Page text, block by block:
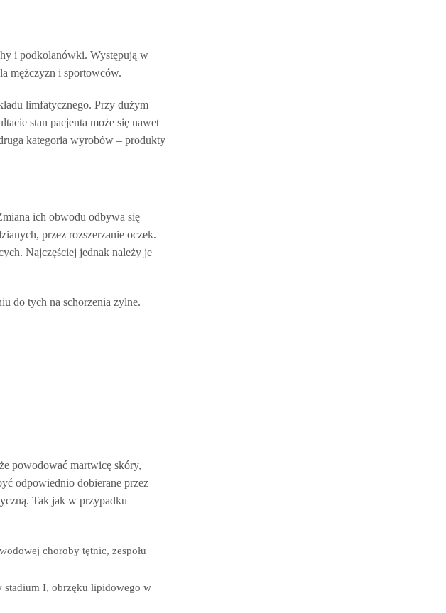
i podkolanówki. Występują w
mężczyzn i sportowców.
limfatycznego. Przy dużym
stan pacjenta może się nawet
kategoria wyrobów – produkty
ich obwodu odbywa się
przez rozszerzanie oczek.
Najczęściej jednak należy je
do tych na schorzenia żylne.
powodować martwicę skóry,
odpowiednio dobierane przez
Tak jak w przypadku
choroby tętnic, zespołu
I, obrzęku lipidowego w